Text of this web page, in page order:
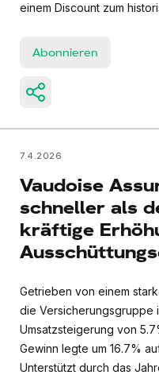
einem Discount zum
Abonnieren
7.4.2026
Vaudoise
schneller als
kräftige
Getrieben von einem
die Versicherungsgruppe
Umsatzsteigerung von
Gewinn legte um 16.7%
Unterstützt durch das